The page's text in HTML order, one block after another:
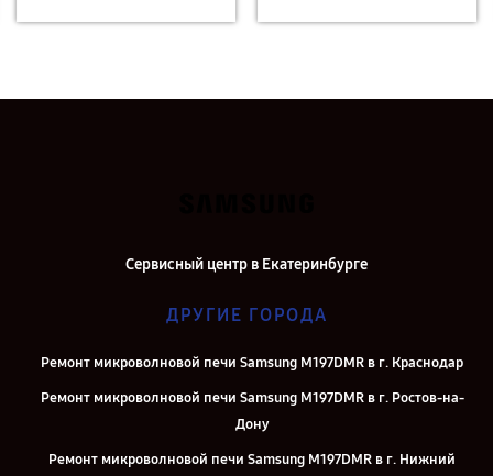
Сервисный центр в Екатеринбурге
ДРУГИЕ ГОРОДА
Ремонт микроволновой печи Samsung M197DMR в г. Краснодар
Ремонт микроволновой печи Samsung M197DMR в г. Ростов-на-
Дону
Ремонт микроволновой печи Samsung M197DMR в г. Нижний